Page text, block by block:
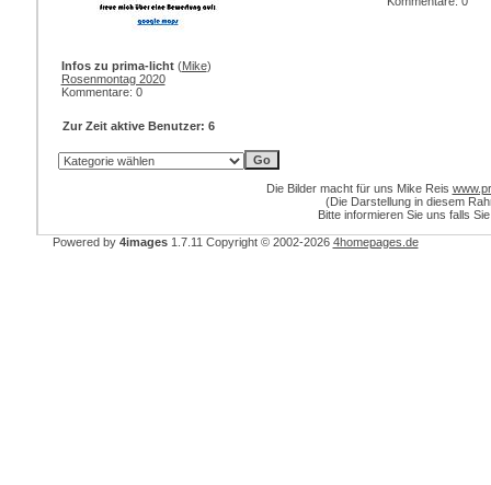
Infos zu prima-licht(Mike)
Rosenmontag 2020
Kommentare: 0
Zur Zeit aktive Benutzer: 6
Die Bilder macht für uns Mike Reis
(Die Darstellung in diesem
Bitte informieren Sie uns falls
Powered by 4images1.7.11 Copyright © 2002-2026 4homepages.de